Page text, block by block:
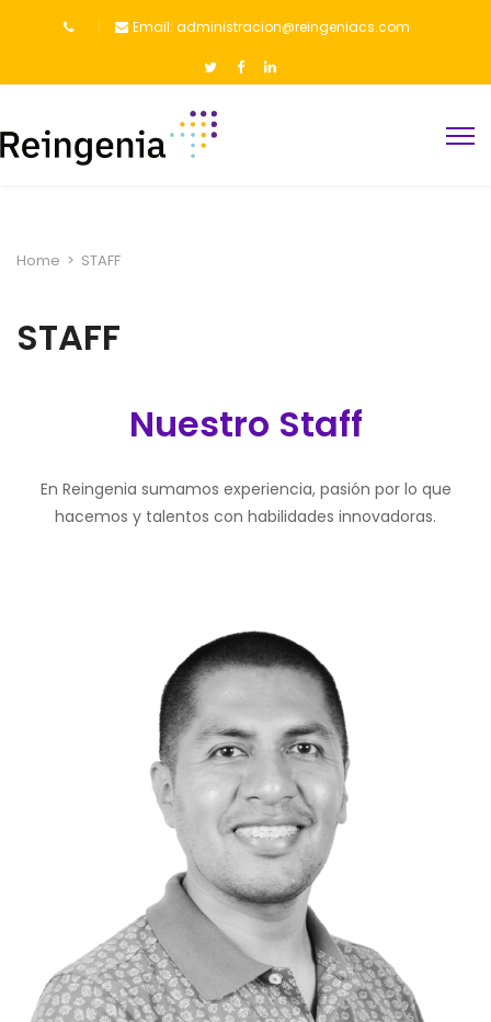
Email: administracion@reingeniacs.com
Home > STAFF
STAFF
Nuestro Staff
En Reingenia sumamos experiencia, pasión por lo que
hacemos y talentos con habilidades innovadoras.